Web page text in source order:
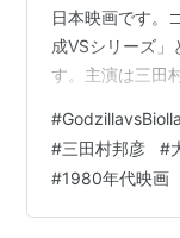
日本映画です。
成VSシリーズ」
す。主演は三田
です。 物語の始
の細胞「G細胞
組織もその争奪
学者の桐島英二
#
#三田村邦彦 #
#1980年代映画